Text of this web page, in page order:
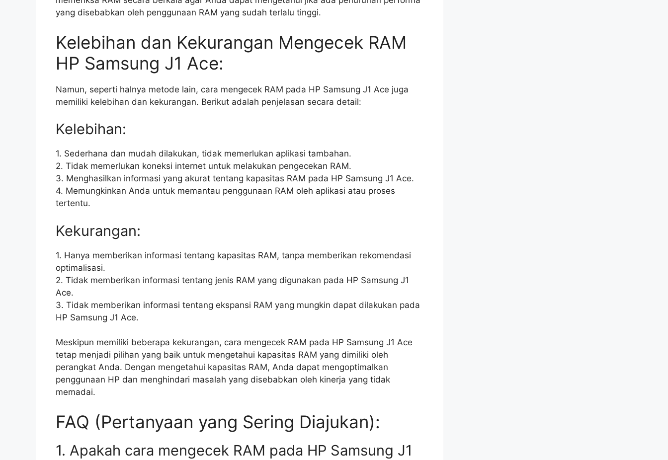
yang disebabkan oleh penggunaan RAM yang sudah terlalu tinggi.
Kelebihan dan Kekurangan Mengecek RAM
HP Samsung J1 Ace:
Namun, seperti halnya metode lain, cara mengecek RAM pada HP Samsung J1 Ace juga
memiliki kelebihan dan kekurangan. Berikut adalah penjelasan secara detail:
Kelebihan:
1. Sederhana dan mudah dilakukan, tidak memerlukan aplikasi tambahan.
2. Tidak memerlukan koneksi internet untuk melakukan pengecekan RAM.
3. Menghasilkan informasi yang akurat tentang kapasitas RAM pada HP Samsung J1 Ace.
4. Memungkinkan Anda untuk memantau penggunaan RAM oleh aplikasi atau proses
tertentu.
Kekurangan:
1. Hanya memberikan informasi tentang kapasitas RAM, tanpa memberikan rekomendasi
optimalisasi.
2. Tidak memberikan informasi tentang jenis RAM yang digunakan pada HP Samsung J1
Ace.
3. Tidak memberikan informasi tentang ekspansi RAM yang mungkin dapat dilakukan pada
HP Samsung J1 Ace.
Meskipun memiliki beberapa kekurangan, cara mengecek RAM pada HP Samsung J1 Ace
tetap menjadi pilihan yang baik untuk mengetahui kapasitas RAM yang dimiliki oleh
perangkat Anda. Dengan mengetahui kapasitas RAM, Anda dapat mengoptimalkan
penggunaan HP dan menghindari masalah yang disebabkan oleh kinerja yang tidak
memadai.
FAQ (Pertanyaan yang Sering Diajukan):
1. Apakah cara mengecek RAM pada HP Samsung J1